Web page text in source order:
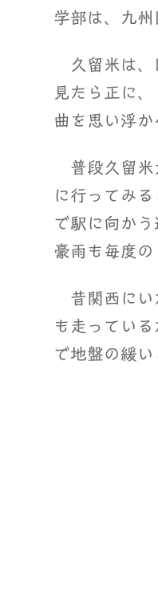
学部は、九
久留米は、
見たら正に
曲を思い浮か
普段久留米
に行ってみ
で駅に向か
豪雨も毎度の
昔関西にい
も走ってい
で地盤の緩